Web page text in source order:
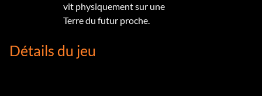
vit physiquement sur une
Terre du futur proche.
Détails du jeu